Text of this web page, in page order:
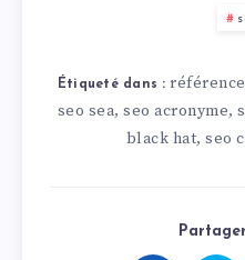
Étiqueté dans :
seo sea, seo acronyme,
black hat,seo